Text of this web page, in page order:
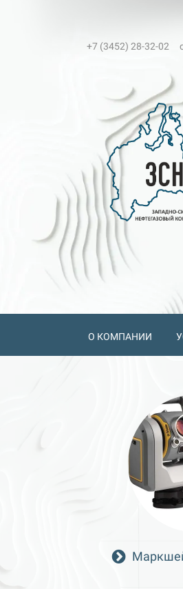
+7 (3452) 28-32-02
О КОМПАНИИ